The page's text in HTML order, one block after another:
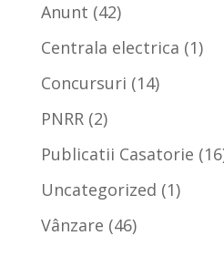
Anunt (42)
Centrala electrica (1)
Concursuri (14)
PNRR(2)
Publicatii Casatorie
Uncategorized (1)
Vânzare (46)